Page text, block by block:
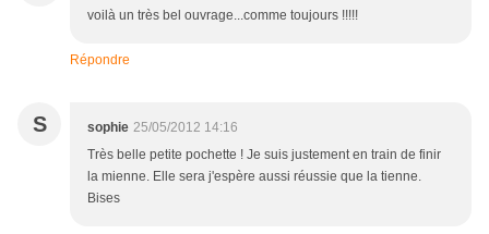
voilà un très bel ouvrage...comme toujours !!!!!
Répondre
S sophie 25/05/2012 14:16
Très belle petite pochette ! Je suis justement en train de finir
la mienne. Elle sera j'espère aussi réussie que la tienne.
Bises